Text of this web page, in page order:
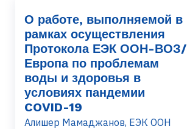
О работе, выполняемой в
рамках осуществления
Протокола ЕЭК ООН-ВОЗ/
Европа по проблемам
воды и здоровья в
условиях пандемии
COVID-19
Алишер Мамаджанов, ЕЭК ООН